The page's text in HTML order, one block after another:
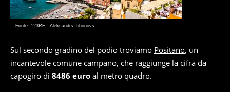
Fonte: 123RF - Aleksandrs Tihonovs
Sul secondo gradino del podio troviamo Positano, un
incantevole comune campano, che raggiunge la cifra da
capogiro di 8486 euro al metro quadro.